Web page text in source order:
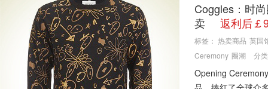
Coggles：时
卖
返利后￡
标签： 热卖商品 英国
Ceremony 圈潮 分
Opening